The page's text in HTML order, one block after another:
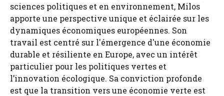
sciences politiques et en environnement, Milos
apporte une perspective unique et éclairée sur les
dynamiques économiques européennes. Son
travail est centré sur l'émergence d'une économie
durable et résiliente en Europe, avec un intérêt
particulier pour les politiques vertes et
l’innovation écologique. Sa conviction profonde
est que la transition vers une économie verte est